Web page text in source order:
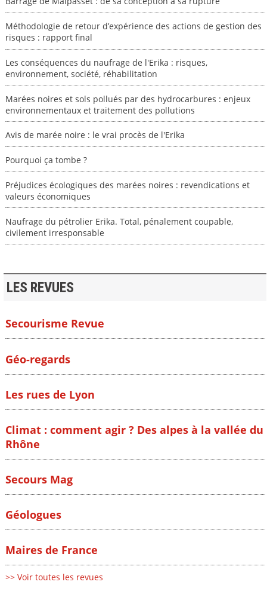
Méthodologie de retour d’expérience des actions de gestion des
risques : rapport final
Les conséquences du naufrage de l'Erika : risques,
environnement, société, réhabilitation
Marées noires et sols pollués par des hydrocarbures : enjeux
environnementaux et traitement des pollutions
Avis de marée noire : le vrai procès de l'Erika
Pourquoi ça tombe ?
Préjudices écologiques des marées noires : revendications et
valeurs économiques
Naufrage du pétrolier Erika. Total, pénalement coupable,
civilement irresponsable
LES REVUES
Secourisme Revue
Géo-regards
Les rues de Lyon
Climat : comment agir ? Des alpes à la vallée du
Rhône
Secours Mag
Géologues
Maires de France
>> Voir toutes les revues